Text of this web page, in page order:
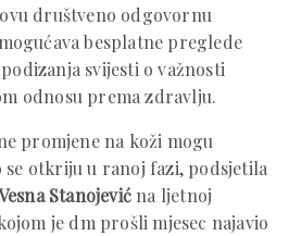
društveno odgovornu
besplatne preglede
svijesti o važnosti
odnosu prema zdravlju.
promjene na koži mogu
otkriju u ranoj fazi, podsjetila
Stanojević na ljetnoj
je dm prošli mjesec najavio